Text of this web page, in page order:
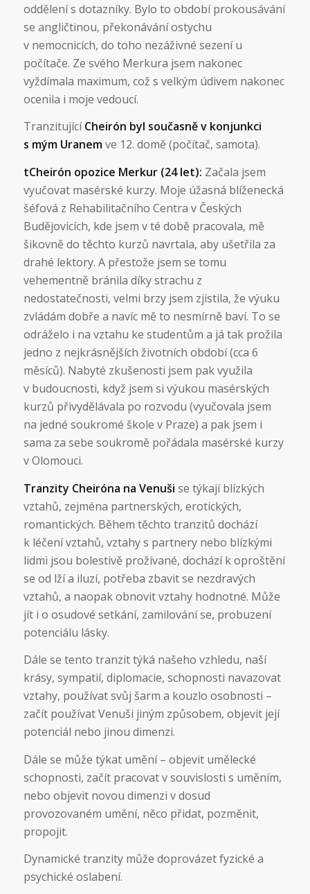
oddělení s dotazníky. Bylo to období prokousávání
se angličtinou, překonávání ostychu
v nemocnicích, do toho nezáživné sezení u
počítače. Ze svého Merkura jsem nakonec
vyždímala maximum, což s velkým údivem nakonec
ocenila i moje vedoucí.
TranzitujícíCheirón byl současně v konjunkci
s mým Uranemve 12. domě (počítač, samota).
tCheirón opozice Merkur (24 let): Začala jsem
vyučovat masérské kurzy. Moje úžasná blíženecká
šéfová z Rehabilitačního Centra v Českých
Budějovicích, kde jsem v té době pracovala, mě
šikovně do těchto kurzů navrtala, aby ušetřila za
drahé lektory. A přestože jsem se tomu
vehementně bránila díky strachu z
nedostatečnosti, velmi brzy jsem zjistila, že výuku
zvládám dobře a navíc mě to nesmírně baví. To se
odráželo i na vztahu ke studentům a já tak prožila
jedno z nejkrásnějších životních období (cca 6
měsíců). Nabyté zkušenosti jsem pak využila
v budoucnosti, když jsem si výukou masérských
kurzů přivydělávala po rozvodu (vyučovala jsem
na jedné soukromé škole v Praze) a pak jsem i
sama za sebe soukromě pořádala masérské kurzy
v Olomouci.
Tranzity Cheiróna na Venuši se týkají blízkých
vztahů, zejména partnerských, erotických,
romantických. Během těchto tranzitů dochází
k léčení vztahů, vztahy s partnery nebo blízkými
lidmi jsou bolestivě prožívané, dochází k oproštění
se od lží a iluzí, potřeba zbavit se nezdravých
vztahů, a naopak obnovit vztahy hodnotné. Může
jít i o osudové setkání, zamilování se, probuzení
potenciálu lásky.
Dále se tento tranzit týká našeho vzhledu, naší
krásy, sympatií, diplomacie, schopnosti navazovat
vztahy, používat svůj šarm a kouzlo osobnosti –
začít používat Venuši jiným způsobem, objevit její
potenciál nebo jinou dimenzi.
Dále se může týkat umění – objevit umělecké
schopnosti, začít pracovat v souvislosti s uměním,
nebo objevit novou dimenzi v dosud
provozovaném umění, něco přidat, pozměnit,
propojit.
Dynamické tranzity může doprovázet fyzické a
psychické oslabení.